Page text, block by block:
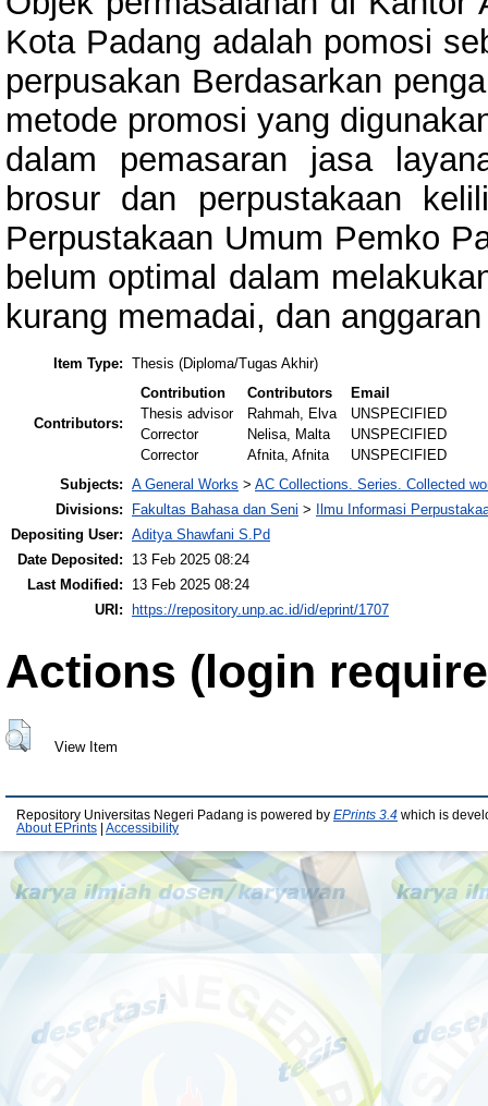
Kota Padang adalah pomosi
perpusakan Berdasarkan
metode promosi yang
dalam pemasaran jasa
brosur dan perpustakaan
Perpustakaan Umum Pemko
belum optimal dalam
kurang memadai, dan
Item Type: Thesis (Diploma/Tugas Akhir)
Contributors:
Contribution Contributors
Email
Thesis advisor
Rahmah, Elva
UNSPECIFIED
Corrector
Nelisa, Malta
UNSPECIFIED
Corrector
Afnita, Afnita
UNSPECIFIED
Subjects: A General Works > AC Collections. Series. Collected
Divisions:
Fakultas Bahasa dan Seni >
Ilmu Informasi
Depositing User: Aditya Shawfani S.Pd
Date Deposited:
13 Feb 2025 08:24
Last Modified:
13 Feb 2025 08:24
URI:
https://repository.unp.ac.id/id/eprint/1707
Actions (login
View Item
Repository Universitas Negeri Padang is powered by EPrints 3.4 which is
About EPrints
Accessibility